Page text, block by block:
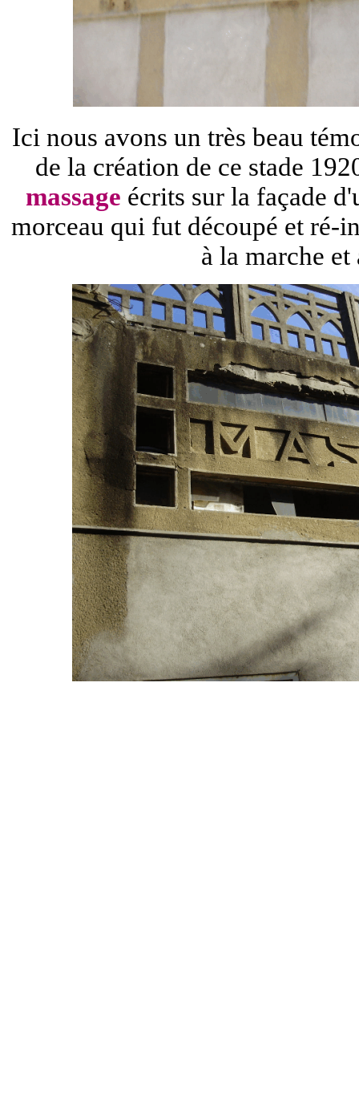
Ici nous avons un très beau
de la création de ce stade
massage écrits sur la façade
morceau qui fut découpé et ré-
à la marche